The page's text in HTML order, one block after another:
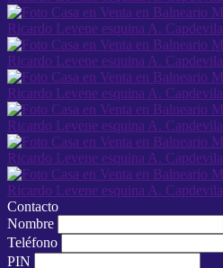
Contacto
Nombre
Teléfono
PIN